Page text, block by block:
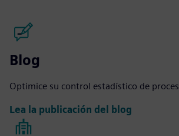
Blog
Optimice su control estadístico de
Lea la publicación del blog